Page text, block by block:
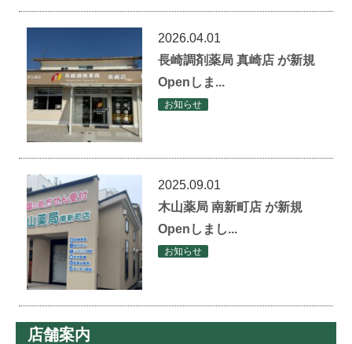
2026.04.01
長崎調剤薬局 真崎店 が新規
Openしま...
お知らせ
2025.09.01
木山薬局 南新町店 が新規
Openしまし...
お知らせ
店舗案内